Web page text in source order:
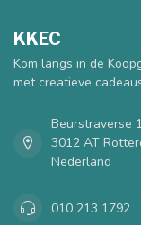
KKEC
Kom langs in de
met creatieve
Beurstraverse
3012 AT
Nederland
010 213 1792